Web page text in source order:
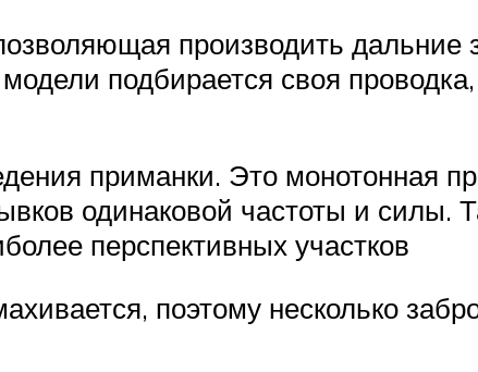
производить дальние
подбирается своя
приманки. Это монотонная
одинаковой частоты и силы.
перспективных участков
поэтому несколько